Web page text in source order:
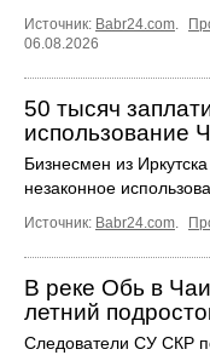
Источник: Babr24.com.
06.08.2026
50 тысяч
использование
Бизнесмен из
незаконное
Источник: Babr24.com.
В реке Обь в
летний
Следователи СУ СКР